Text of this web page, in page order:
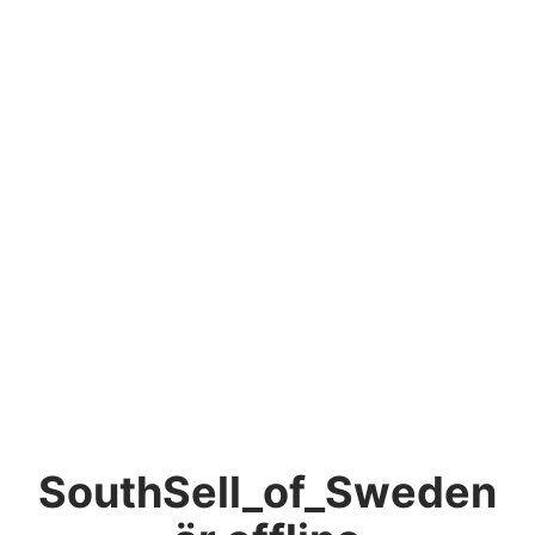
SouthSell_of_Sweden